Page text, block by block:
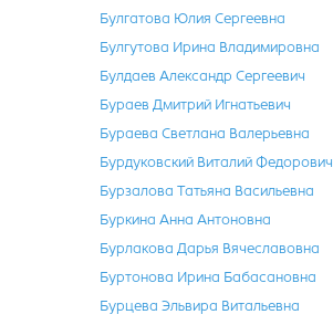
Булгатова Юлия Сергеевна
Булгутова Ирина Владимировна
Булдаев Александр Сергеевич
Бураев Дмитрий Игнатьевич
Бураева Светлана Валерьевна
Бурдуковский Виталий Федорович
Бурзалова Татьяна Васильевна
Буркина Анна Антоновна
Бурлакова Дарья Вячеславовна
Буртонова Ирина Бабасановна
Бурцева Эльвира Витальевна